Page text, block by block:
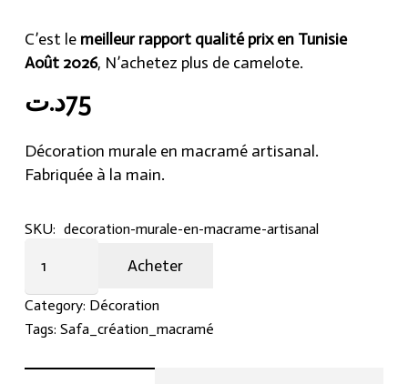
C’est le meilleur rapport qualité prix en Tunisie
Août 2026, N’achetez plus de camelote.
75د.ت
Décoration murale en macramé artisanal.
Fabriquée à la main.
SKU: decoration-murale-en-macrame-artisanal
murale
en
macramé
artisanal
quantity
Acheter
Category: Décoration
Tags: Safa_création_macramé